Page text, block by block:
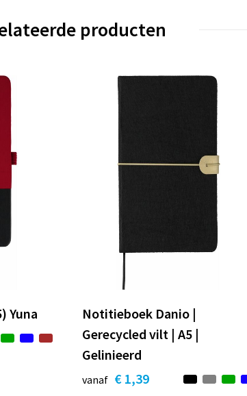
producten
Yuna
Notitieboek Danio |
Gerecycled vilt | A5 |
Gelinieerd
vanaf € 1,39